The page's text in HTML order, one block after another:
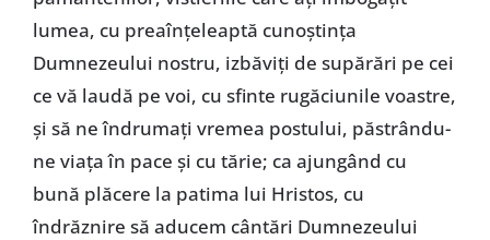
lumea, cu preaînţeleaptă cunoştinţa
Dumnezeului nostru, izbăviţi de supărări pe cei
ce vă laudă pe voi, cu sfinte rugăciunile voastre,
şi să ne îndrumaţi vremea postului, păstrându-
ne viaţa în pace şi cu tărie; ca ajungând cu
bună plăcere la patima lui Hristos, cu
îndrăznire să aducem cântări Dumnezeului